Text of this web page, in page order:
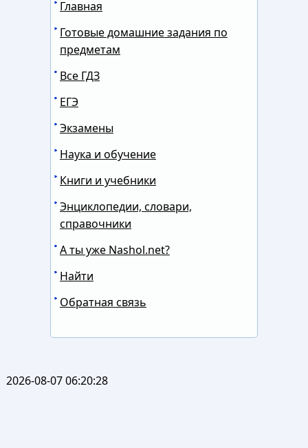
Главная
Готовые домашние задания по
предметам
Все ГДЗ
ЕГЭ
Экзамены
Наука и обучение
Книги и учебники
Энциклопедии, словари,
справочники
А ты уже Nashol.net?
Найти
Обратная связь
2026-08-07 06:20:28